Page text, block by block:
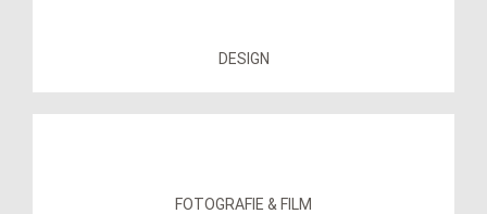
DESIGN
FOTOGRAFIE & FILM